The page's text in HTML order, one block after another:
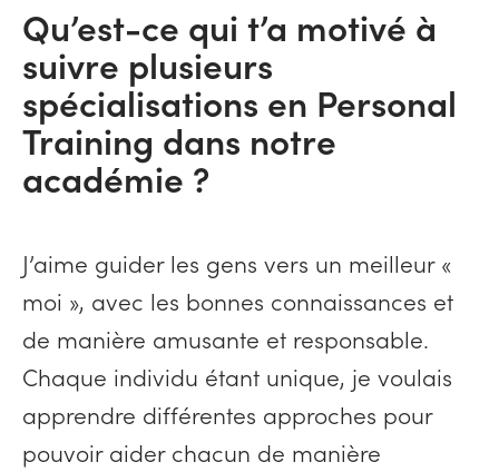
Qu’est-ce qui t’a motivé à
suivre plusieurs
spécialisations en Personal
Training dans notre
académie ?
J’aime guider les gens vers un meilleur «
moi », avec les bonnes connaissances et
de manière amusante et responsable.
Chaque individu étant unique, je voulais
apprendre différentes approches pour
pouvoir aider chacun de manière